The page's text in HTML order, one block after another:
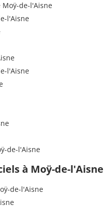
de-l'Aisne
l'Aisne
l'Aisne
de-l'Aisne
à Moÿ-de-l'Aisne
de-l'Aisne